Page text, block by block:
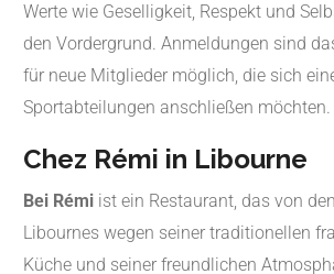
Werte wie Geselligkeit, Respekt und
den Vordergrund. Anmeldungen sind
für neue Mitglieder möglich, die sich
Sportabteilungen anschließen möchten.
Chez Rémi in Libourne
Bei Rémi ist ein Restaurant, das von
Libournes wegen seiner traditionellen
Küche und seiner freundlichen